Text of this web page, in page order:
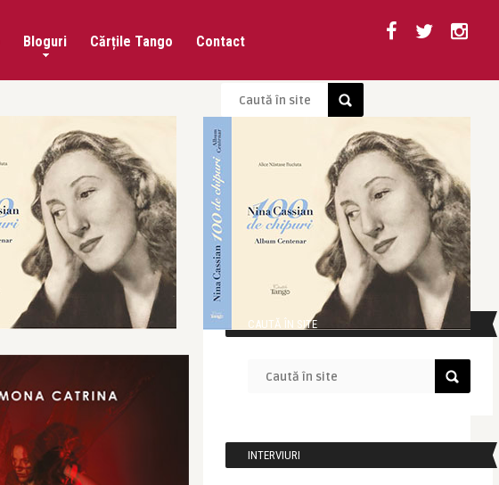
Bloguri Cărțile Tango Contact
CAUTĂ ÎN SITE
INTERVIURI